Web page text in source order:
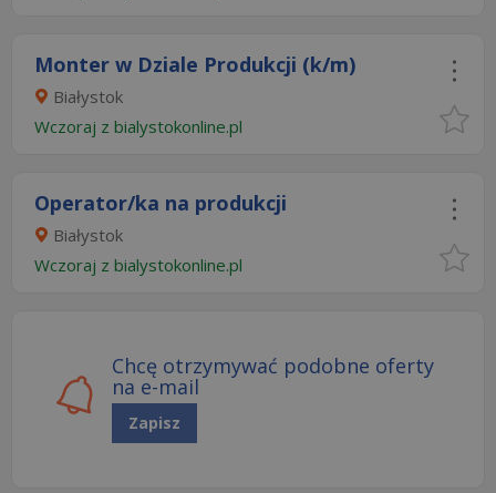
Monter w Dziale Produkcji (k/m)
Białystok
Wczoraj z bialystokonline.pl
Operator/ka na produkcji
Białystok
Wczoraj z bialystokonline.pl
Chcę otrzymywać podobne oferty
na e-mail
Zapisz